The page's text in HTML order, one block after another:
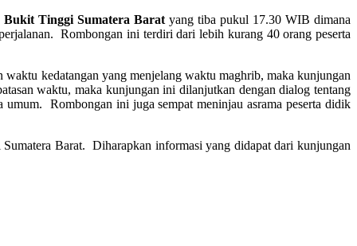
Bukit Tinggi Sumatera Barat yang tiba pukul 17.30 WIB dimana
Rombongan ini terdiri dari lebih kurang 40 orang peserta
kedatangan yang menjelang waktu maghrib, maka kunjungan
waktu, maka kunjungan ini dilanjutkan dengan dialog tentang
Rombongan ini juga sempat meninjau asrama peserta didik
Barat. Diharapkan informasi yang didapat dari kunjungan